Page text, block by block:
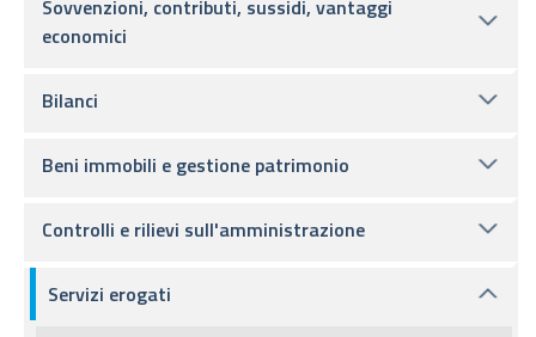
Sovvenzioni, contributi, sussidi, vantaggi
economici
Bilanci
Beni immobili e gestione patrimonio
Controlli e rilievi sull'amministrazione
Servizi erogati